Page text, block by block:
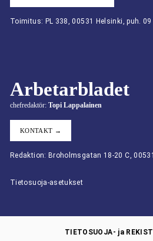
Toimitus: PL 338, 00531 Helsinki, puh. 09
Arbetarbladet
chefredaktör: Topi Lappalainen
KONTAKT →
Redaktion: Broholmsgatan 18-20 C,
Tietosuoja-asetukset
TIETOSUOJA- ja